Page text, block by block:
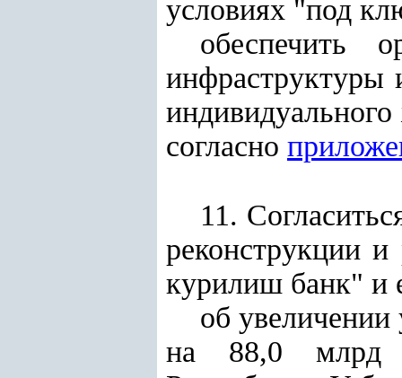
условиях "под
обеспечить
инфраструктуры
согласно
11.
реконструкции
курилиш банк" и
об
на 88,0 млрд